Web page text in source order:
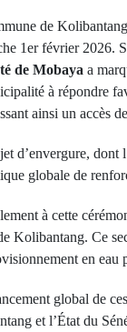
de
1er février 2026.
de Mobaya a
à répondre
ainsi un accès
d’envergure, dont
globale de
à cette
Kolibantang. Ce
en eau
global de
et l’État du